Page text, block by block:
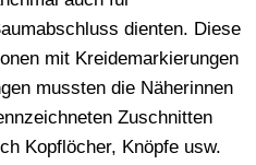
dienten. Diese
mit Kreidemarkierungen
mussten die Näherinnen
Zuschnitten
Kopflöcher, Knöpfe usw.